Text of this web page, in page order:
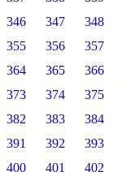
346
347 348
355
356 357
364
365 366
373
374 375
382
383 384
391
392 393
400
401 402